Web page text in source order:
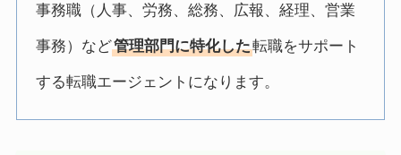
事務職（人事、労務、総務、広報、経理、営業
事務）など管理部門に特化した転職をサポート
する転職エージェントになります。